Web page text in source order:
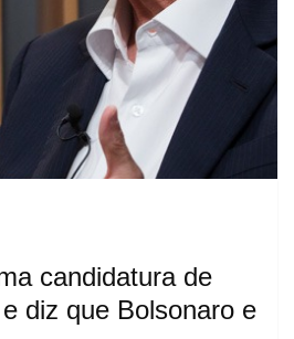
candidatura de
diz que Bolsonaro e